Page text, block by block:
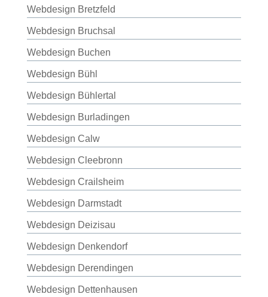
Webdesign Bretzfeld
Webdesign Bruchsal
Webdesign Buchen
Webdesign Bühl
Webdesign Bühlertal
Webdesign Burladingen
Webdesign Calw
Webdesign Cleebronn
Webdesign Crailsheim
Webdesign Darmstadt
Webdesign Deizisau
Webdesign Denkendorf
Webdesign Derendingen
Webdesign Dettenhausen